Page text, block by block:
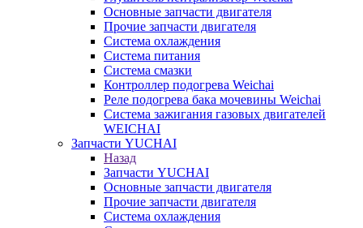
Основные запчасти двигателя
Прочие запчасти двигателя
Система охлаждения
Система питания
Система смазки
Контроллер подогрева Weichai
Реле подогрева бака мочевины Weichai
Система зажигания газовых двигателей
WEICHAI
Запчасти YUCHAI
Назад
Запчасти YUCHAI
Основные запчасти двигателя
Прочие запчасти двигателя
Система охлаждения